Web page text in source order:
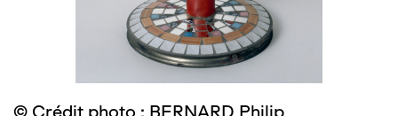
© Crédit photo : BERNARD Philip